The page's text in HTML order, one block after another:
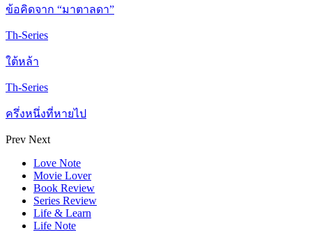
ข้อคิดจาก “มาตาลดา”
Th-Series
ใต้หล้า
Th-Series
ครึ่งหนึ่งที่หายไป
Prev Next
Love Note
Movie Lover
Book Review
Series Review
Life & Learn
Life Note